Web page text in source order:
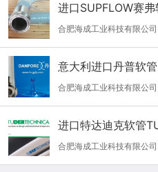
进口SUPFLOW赛
合肥海成工业科技有限公司
意大利进口丹普软
合肥海成工业科技有限公司
进口特达迪克软管
合肥海成工业科技有限公司